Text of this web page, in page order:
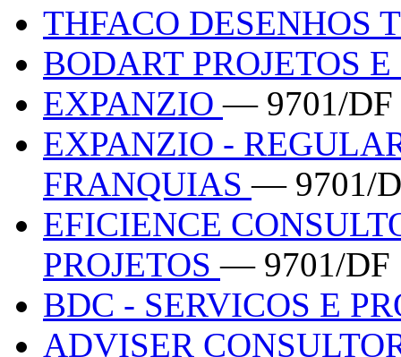
THFACO DESENHOS
BODART PROJETOS
EXPANZIO— 9701/DF
EXPANZIO -
FRANQUIAS— 9701/
EFICIENCE
PROJETOS— 9701/DF
BDC - SERVICOS E
ADVISER